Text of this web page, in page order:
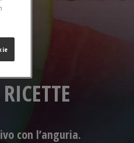
con l’anguria.